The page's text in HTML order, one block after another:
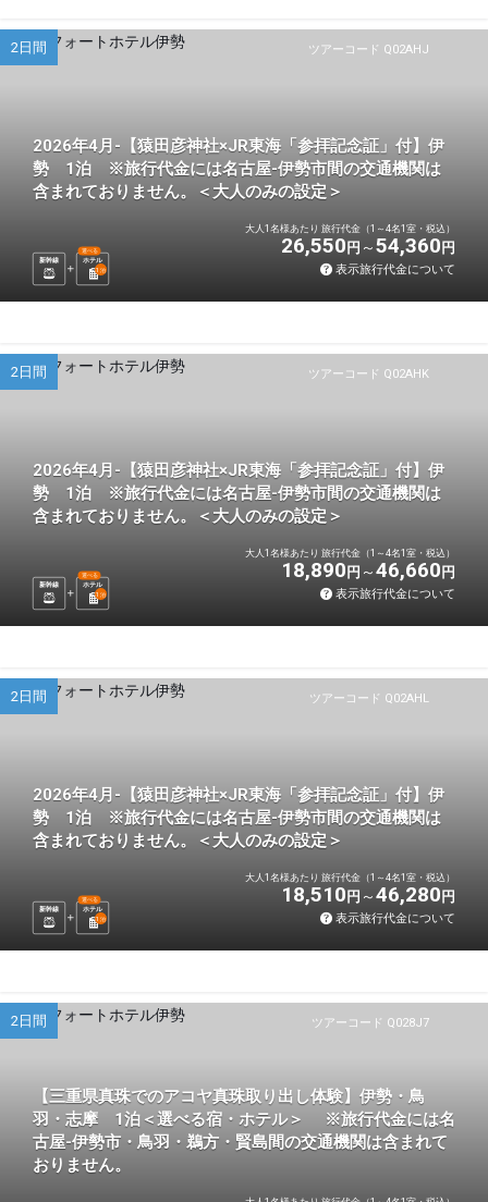
ツアーコード Q02AHJ
2日間
2026年4月-【猿田彦神社×JR東海「参拝記念証」付】伊
勢 1泊 ※旅行代金には名古屋-伊勢市間の交通機関は
含まれておりません。＜大人のみの設定＞
新幹線 ホテル
選べる
1 泊
大人1名様あたり 旅行代金（1～4名1室・税込）
26,550 円 54,360 円
表示旅行代金について
ツアーコード Q02AHK
2日間
2026年4月-【猿田彦神社×JR東海「参拝記念証」付】伊
勢 1泊 ※旅行代金には名古屋-伊勢市間の交通機関は
含まれておりません。＜大人のみの設定＞
新幹線 ホテル
選べる
1 泊
大人1名様あたり 旅行代金（1～4名1室・税込）
18,890 円 46,660 円
表示旅行代金について
ツアーコード Q02AHL
2日間
2026年4月-【猿田彦神社×JR東海「参拝記念証」付】伊
勢 1泊 ※旅行代金には名古屋-伊勢市間の交通機関は
含まれておりません。＜大人のみの設定＞
新幹線 ホテル
選べる
1 泊
大人1名様あたり 旅行代金（1～4名1室・税込）
18,510 円 46,280 円
表示旅行代金について
ツアーコード Q028J7
2日間
【三重県真珠でのアコヤ真珠取り出し体験】伊勢・鳥
羽・志摩 1泊＜選べる宿・ホテル＞ ※旅行代金には名
古屋-伊勢市・鳥羽・鵜方・賢島間の交通機関は含まれて
おりません。